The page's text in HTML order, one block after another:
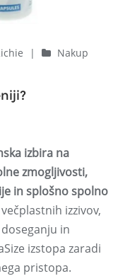
|
Nakup
izbira na
zmogljivosti,
in splošno spolno
izzivov,
in
izstopa zaradi
pristopa.